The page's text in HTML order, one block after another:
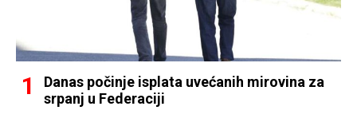
Danas počinje isplata uvećanih mirovina za
srpanj u Federaciji